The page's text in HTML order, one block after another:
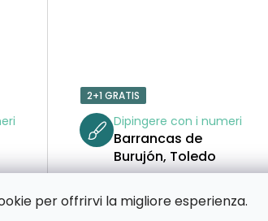
per offrirvi la migliore esperienza.
2+1 GRATIS
Dipingere con i numeri
Barrancas de
Burujón, Toledo